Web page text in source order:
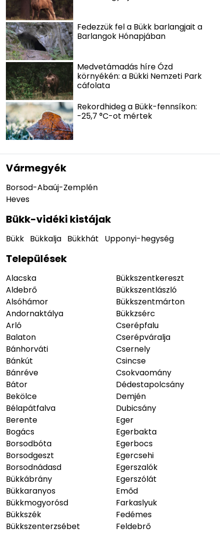
Fedezzük fel a Bükk barlangjait a
Barlangok Hónapjában
Medvetámadás híre Ózd
környékén: a Bükki Nemzeti Park
cáfolata
Rekordhideg a Bükk-fennsíkon:
-25,7 °C-ot mértek
Vármegyék
Borsod-Abaúj-Zemplén
Heves
Bükk-vidéki kistájak
Bükk Bükkalja Bükkhát Upponyi-hegység
Települések
Alacska
Aldebrő
Alsóhámor
Andornaktálya
Arló
Balaton
Bánhorváti
Bánkút
Bánréve
Bátor
Bekölce
Bélapátfalva
Berente
Bogács
Borsodbóta
Borsodgeszt
Borsodnádasd
Bükkábrány
Bükkaranyos
Bükkmogyorósd
Bükkszék
Bükkszenterzsébet
Bükkszentkereszt
Bükkszentlászló
Bükkszentmárton
Bükkzsérc
Cserépfalu
Cserépváralja
Csernely
Csincse
Csokvaomány
Dédestapolcsány
Demjén
Dubicsány
Eger
Egerbakta
Egerbocs
Egercsehi
Egerszalók
Egerszólát
Emőd
Farkaslyuk
Fedémes
Feldebrő